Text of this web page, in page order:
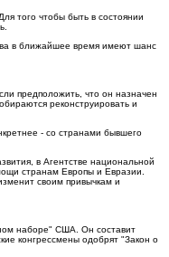
того чтобы быть в состоянии
в ближайшее время имеют шанс
предположить, что он назначен
реконструировать и
- со странами бывшего
в Агентстве национальной
странам Европы и Евразии.
своим привычкам и
наборе" США. Он составит
конгрессмены одобрят "Закон о